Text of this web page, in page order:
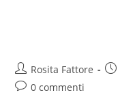
Rosita Fattore
0 commenti